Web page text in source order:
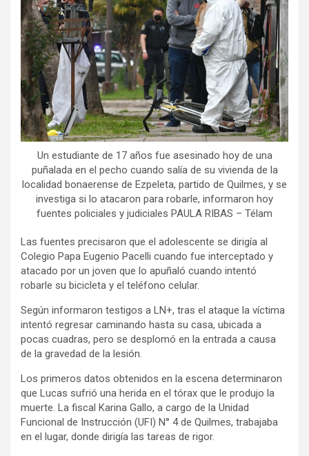
Un estudiante de 17 años fue asesinado hoy de una
puñalada en el pecho cuando salía de su vivienda de la
localidad bonaerense de Ezpeleta, partido de Quilmes, y se
investiga si lo atacaron para robarle, informaron hoy
fuentes policiales y judiciales PAULA RIBAS – Télam
Las fuentes precisaron que el adolescente se dirigía al
Colegio Papa Eugenio Pacelli cuando fue interceptado y
atacado por un joven que lo apuñaló cuando intentó
robarle su bicicleta y el teléfono celular.
Según informaron testigos a LN+, tras el ataque la víctima
intentó regresar caminando hasta su casa, ubicada a
pocas cuadras, pero se desplomó en la entrada a causa
de la gravedad de la lesión.
Los primeros datos obtenidos en la escena determinaron
que Lucas sufrió una herida en el tórax que le produjo la
muerte. La fiscal Karina Gallo, a cargo de la Unidad
Funcional de Instrucción (UFI) N° 4 de Quilmes, trabajaba
en el lugar, donde dirigía las tareas de rigor.